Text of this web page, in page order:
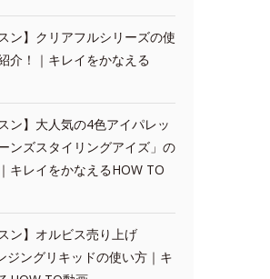
ン】クリアフルシリーズの使
介！｜キレイをかなえる
ン】大人気の4色アイパレッ
ンズスタイリングアイズ」の
キレイをかなえるHOW TO
ン】オルビス売り上げ
ジングリキッドの使い方｜キ